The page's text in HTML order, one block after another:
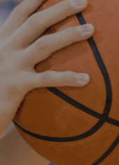
Codice Etico
Archivio Media
Privacy
Società
Staff